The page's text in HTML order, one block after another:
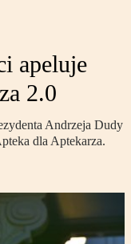
apeluje
2.0
Andrzeja Dudy
dla Aptekarza.